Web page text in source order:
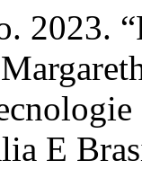
2023.
E